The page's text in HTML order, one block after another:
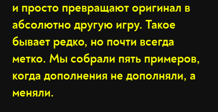
и просто превращают оригинал в
абсолютно другую игру. Такое
бывает редко, но почти всегда
метко. Мы собрали пять примеров,
когда дополнения не дополняли, а
меняли.